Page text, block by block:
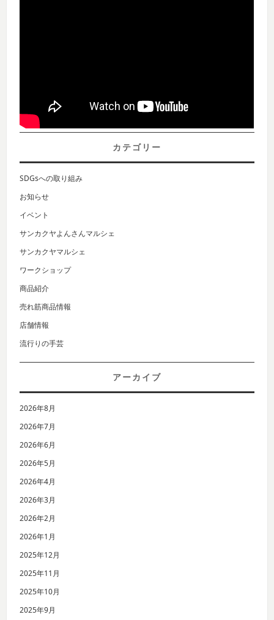
カテゴリー
SDGsへの取り組み
お知らせ
イベント
サンカクヤよんさんマルシェ
サンカクヤマルシェ
ワークショップ
商品紹介
売れ筋商品情報
店舗情報
流行りの手芸
アーカイブ
2026年8月
2026年7月
2026年6月
2026年5月
2026年4月
2026年3月
2026年2月
2026年1月
2025年12月
2025年11月
2025年10月
2025年9月